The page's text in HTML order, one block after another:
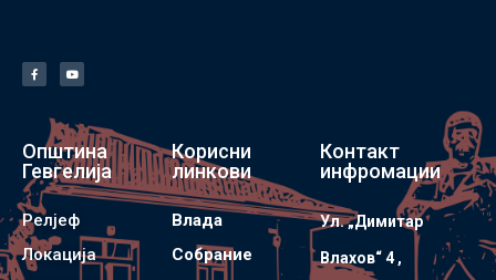
Општина
Гевгелија
Релјеф
Локација
Корисни
линкови
Влада
Собрание
Контакт
инфромации
Ул. „Димитар
Влахов“ 4 ,